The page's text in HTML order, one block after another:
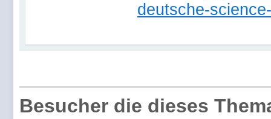
deutsche-
Besucher die dieses